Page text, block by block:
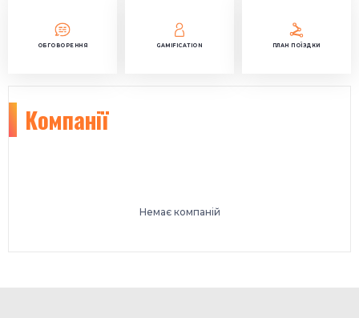
ОБГОВОРЕННЯ GAMIFICATION ПЛАН ПОЇЗДКИ
Компанії
Немає компаній